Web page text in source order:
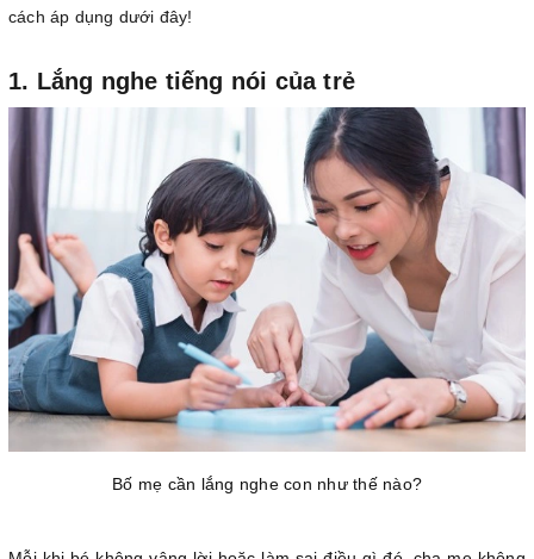
cách áp dụng dưới đây!
1. Lắng nghe tiếng nói của trẻ
Bố mẹ cần lắng nghe con như thế nào?